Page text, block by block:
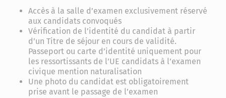
Accès à la salle d’examen exclusivement réservé
aux candidats convoqués
Vérification de l’identité du candidat à partir
d’un Titre de séjour en cours de validité.
Passeport ou carte d’identité uniquement pour
les ressortissants de l’UE candidats à l’examen
civique mention naturalisation
Une photo du candidat est obligatoirement
prise avant le passage de l’examen